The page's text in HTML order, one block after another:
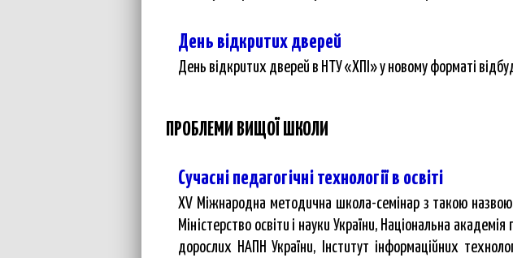
День відкритих дверей
День відкритих дверей в НТУ «ХПІ» у новому форматі
ПРОБЛЕМИ ВИЩОЇ ШКОЛИ
Сучасні педагогічні технології в освіті
XV Міжнародна методична школа-семінар з такою назвою
Міністерство освіти і науки України, Національна
дорослих НАПН України, Інститут інформаційних